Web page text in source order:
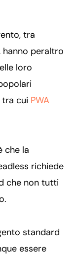
tra
hanno peraltro
loro
cui PWA
che la
richiede
che non tutti
standard
essere